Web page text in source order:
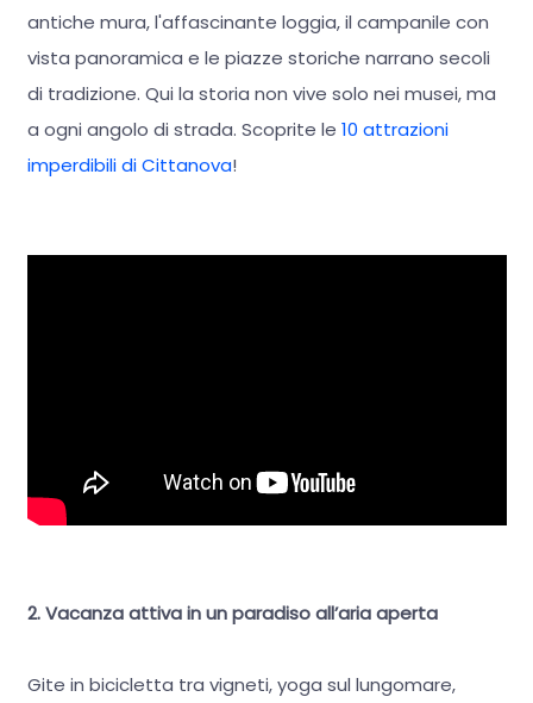
antiche mura, l'affascinante loggia, il campanile con
vista panoramica e le piazze storiche narrano secoli
di tradizione. Qui la storia non vive solo nei musei, ma
a ogni angolo di strada. Scoprite le 10 attrazioni
imperdibili di Cittanova!
2. Vacanza attiva in un paradiso all’aria aperta
Gite in bicicletta tra vigneti, yoga sul lungomare,